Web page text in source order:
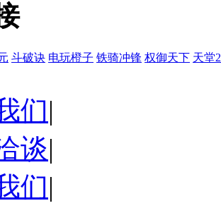
斗破诀 电玩橙子 铁骑冲锋 权御天下 天堂
们|
谈|
们|